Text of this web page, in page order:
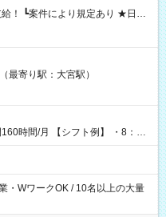
の日に現金GET♪ お仕事後はコ
す！ 【試用期間】試
最寄り駅：大宮駅）
ト例】 ・8：00
・WワークOK / 10名以上の大量